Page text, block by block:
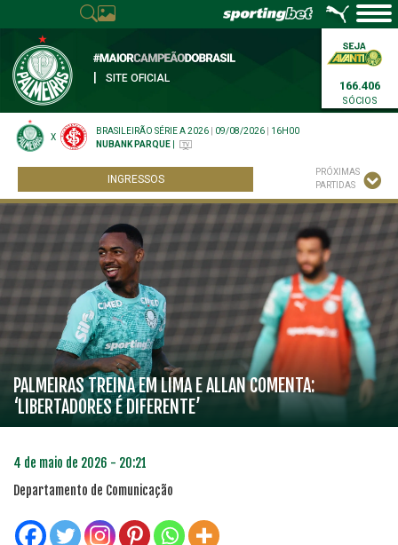
SITE OFICIAL
166.406
SÓCIOS
X
BRASILEIRÃO SÉRIE A 2026 09/08/2026
16H00
NUBANK PARQUE
INGRESSOS
PRÓXIMAS
PARTIDAS
PALMEIRAS TREINA EM LIMA E ALLAN COMENTA:
‘LIBERTADORES É DIFERENTE’
4 de maio de 2026 - 20:21
Departamento de Comunicação